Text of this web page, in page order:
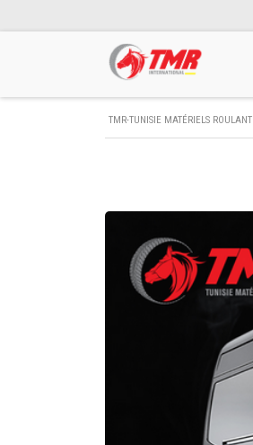
TMR-TUNISIE MATÉRIELS ROULANT